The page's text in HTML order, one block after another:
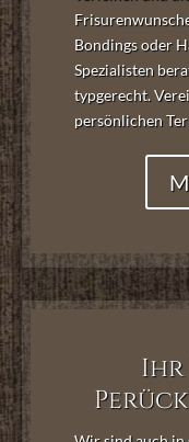
Bondings oder
Spezialisten
typgerecht.
persönlichen
Ihr